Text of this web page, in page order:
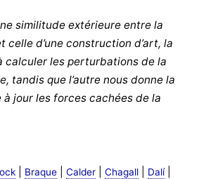
similitude extérieure entre la
d’une construction d’art, la
calculer les perturbations de la
tandis que l’autre nous donne la
jour les forces cachées de la
| Braque| Calder| Chagall| Dalí|